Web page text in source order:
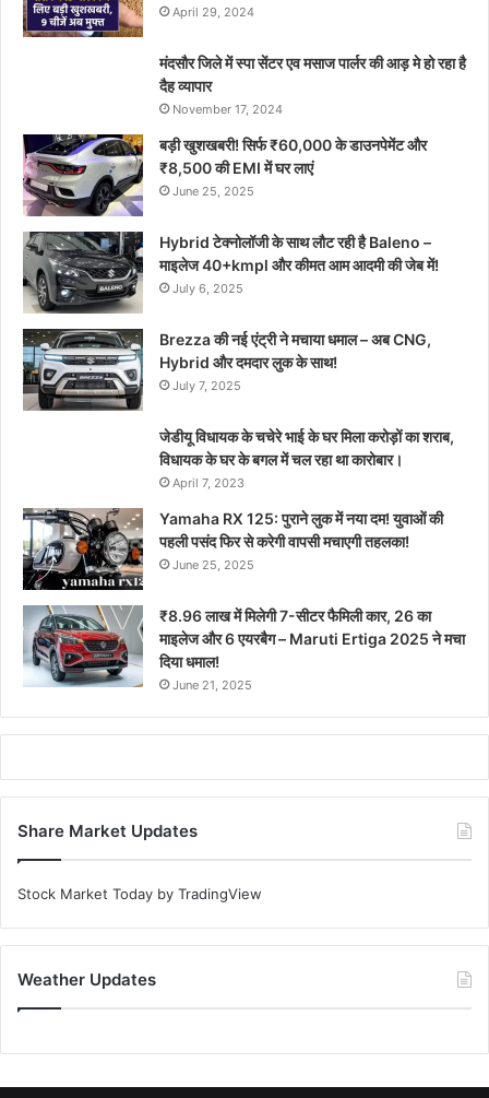
April 29, 2024
मंदसौर जिले में स्पा सेंटर एव मसाज पार्लर की आड़ मे हो रहा है
दैह व्यापार
November 17, 2024
बड़ी खुशखबरी! सिर्फ ₹60,000 के डाउनपेमेंट और
₹8,500 की EMI में घर लाएं
June 25, 2025
Hybrid टेक्नोलॉजी के साथ लौट रही है Baleno –
माइलेज 40+kmpl और कीमत आम आदमी की जेब में!
July 6, 2025
Brezza की नई एंट्री ने मचाया धमाल – अब CNG,
Hybrid और दमदार लुक के साथ!
July 7, 2025
जेडीयू विधायक के चचेरे भाई के घर मिला करोड़ों का शराब,
विधायक के घर के बगल में चल रहा था कारोबार।
April 7, 2023
Yamaha RX 125: पुराने लुक में नया दम! युवाओं की
पहली पसंद फिर से करेगी वापसी मचाएगी तहलका!
June 25, 2025
₹8.96 लाख में मिलेगी 7-सीटर फैमिली कार, 26 का
माइलेज और 6 एयरबैग – Maruti Ertiga 2025 ने मचा
दिया धमाल!
June 21, 2025
Share Market Updates
Stock Market Today by TradingView
Weather Updates